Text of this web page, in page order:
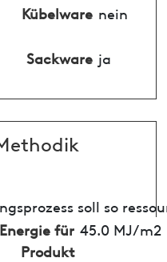
Kübelware nein
Sackware ja
soll so
für
Produkt
45.0 MJ/m2